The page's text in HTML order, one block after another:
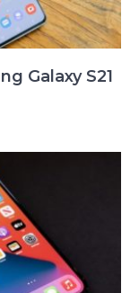
Galaxy S21